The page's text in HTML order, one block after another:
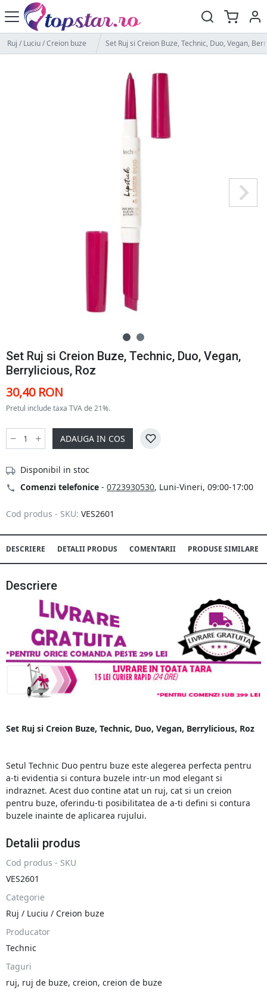
Ruj / Luciu / Creion buze Set Ruj si Creion Buze, Technic, Duo, Vegan,
Set Ruj si Creion Buze, Technic, Duo, Vegan,
Berrylicious, Roz
30,40 RON
Pretul include taxa TVA de 21%.
ADAUGA IN COS
Disponibil in stoc
Comenzi telefonice - 0723930530, Luni-Vineri, 09:00-17:00
Cod produs - SKU: VES2601
DESCRIERE DETALII PRODUS COMENTARII PRODUSE SIMILARE
Descriere
Set Ruj si Creion Buze, Technic, Duo, Vegan, Berrylicious, Roz
Setul Technic Duo pentru buze este alegerea perfecta pentru
a-ti evidentia si contura buzele intr-un mod elegant si
indraznet. Acest duo contine atat un ruj, cat si un creion
pentru buze, oferindu-ti posibilitatea de a-ti defini si contura
buzele inainte de aplicarea rujului.
Detalii produs
Cod produs - SKU
VES2601
Categorie
Ruj / Luciu / Creion buze
Producator
Technic
Taguri
ruj, ruj de buze, creion, creion de buze